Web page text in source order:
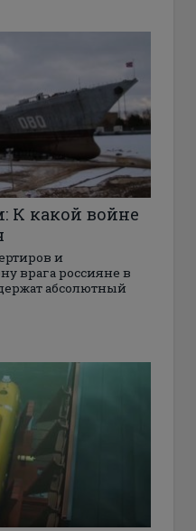
К какой войне
и
врага россияне в
абсолютный